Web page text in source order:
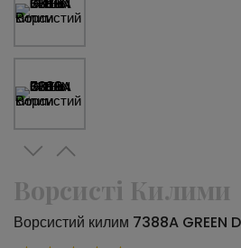
Ворсисті Килими
Ворсистий килим 7388A GREEN